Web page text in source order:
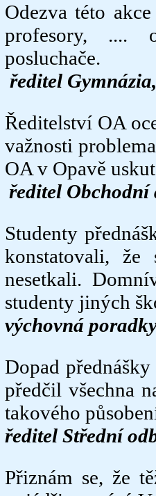
Odezva této
profesory, ....
posluchače.
ředitel
Ředitelství OA
važnosti
OA v Opavě
ředitel Obchodní
Studenty
konstato­vali, že
nesetkali.
studenty jiných
výchovná
Dopad
předčil všechna
takového
ředitel Střední
Přiznám se, že